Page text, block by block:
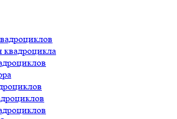
квадроцикла